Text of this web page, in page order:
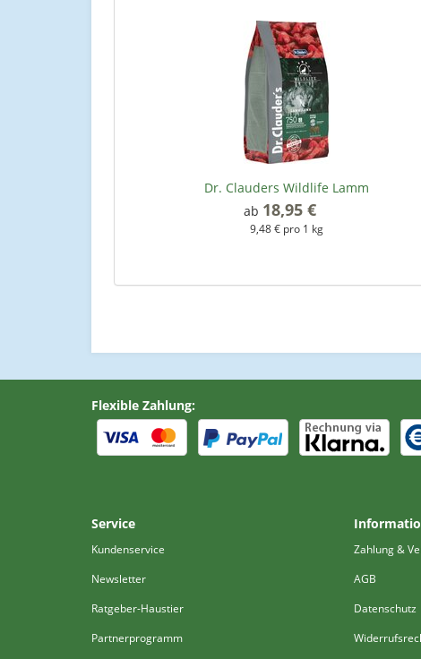
Dr. Clauders Wildlife Lamm
ab 18,95 €
9,48 € pro 1 kg
Flexible Zahlung:
Service
Kundenservice
Newsletter
Ratgeber-Haustier
Partnerprogramm
Zahlung &
AGB
Datenschutz